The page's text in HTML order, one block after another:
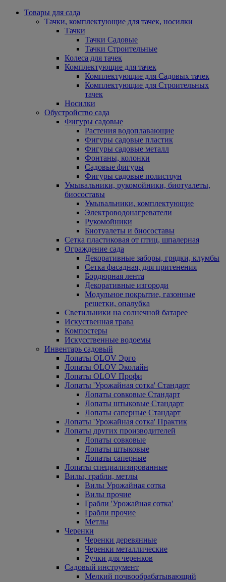
Товары для сада
Тачки, комплектующие для тачек, носилки
Тачки
Тачки Садовые
Тачки Строительные
Колеса для тачек
Комплектующие для тачек
Комплектующие для Садовых тачек
Комплектующие для Строительных
тачек
Носилки
Обустройство сада
Фигуры садовые
Растения водоплавающие
Фигуры садовые пластик
Фигуры садовые металл
Фонтаны, колонки
Садовые фигуры
Фигуры садовые полистоун
Умывальники, рукомойники, биотуалеты,
биосоставы
Умывальники, комплектующие
Электроводонагреватели
Рукомойники
Биотуалеты и биосоставы
Сетка пластиковая от птиц, шпалерная
Ограждение сада
Декоративные заборы, грядки, клумбы
Сетка фасадная, для притенения
Бордюрная лента
Декоративные изгороди
Модульное покрытие, газонные
решетки, опалубка
Светильники на солнечной батарее
Искуственная трава
Компостеры
Искусственные водоемы
Инвентарь садовый
Лопаты OLOV Эрго
Лопаты OLOV Эколайн
Лопаты OLOV Профи
Лопаты 'Урожайная сотка' Стандарт
Лопаты совковые Стандарт
Лопаты штыковые Стандарт
Лопаты саперные Стандарт
Лопаты 'Урожайная сотка' Практик
Лопаты других производителей
Лопаты совковые
Лопаты штыковые
Лопаты саперные
Лопаты специализированные
Вилы, грабли, метлы
Вилы Урожайная сотка
Вилы прочие
Грабли 'Урожайная сотка'
Грабли прочие
Метлы
Черенки
Черенки деревянные
Черенки металлические
Ручки для черенков
Садовый инструмент
Мелкий почвообрабатывающий